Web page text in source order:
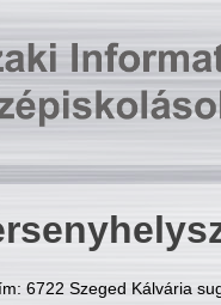
6722 Szeged Kálvária